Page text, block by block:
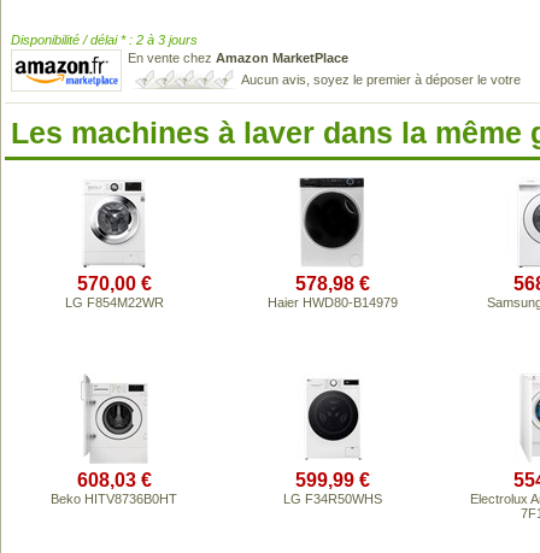
Disponibilité / délai * : 2 à 3 jours
En vente chez Amazon MarketPlace
Aucun avis, soyez le premier à déposer le votre
Les machines à laver dans la même
570,00 €
LG F854M22WR
578,98 €
Haier HWD80-B14979
608,03 €
Beko HITV8736B0HT
599,99 €
LG F34R50WHS
Electrolux